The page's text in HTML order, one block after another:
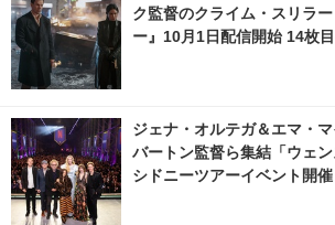
ク監督のクライム・スリラ
ー』10月1日配信開始 14枚
ジェナ・オルテガ＆エマ・
バートン監督ら集結「ウェン
シドニーツアーイベント開催